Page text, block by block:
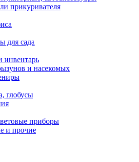
прикуривателя
для сада
инвентарь
и насекомых
глобусы
приборы
и прочие